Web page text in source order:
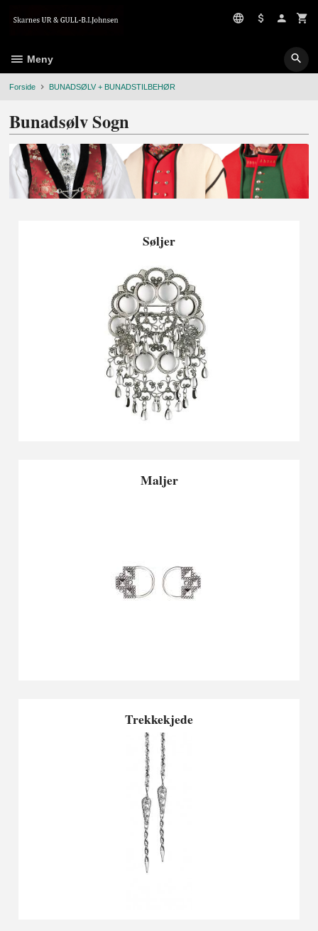
Meny
Forside BUNADSØLV + BUNADSTILBEHØR
Bunadsølv Sogn
Søljer
Maljer
Trekkekjede